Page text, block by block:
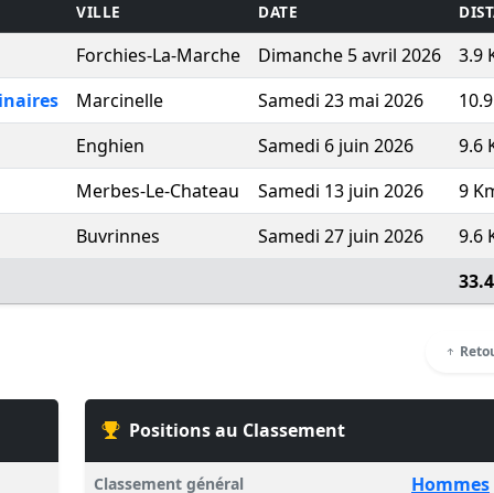
VILLE DATE
Forchies-La-Marche Dimanche 5 avril 2026
3.9
Marcinelle Samedi 23 mai 2026
Enghien
Samedi 6 juin 2026
9.6
Merbes-Le-Chateau
Samedi 13 juin 2026
9
Buvrinnes
Samedi 27 juin 2026
9.6
Positions au Classement
Classement général Hommes